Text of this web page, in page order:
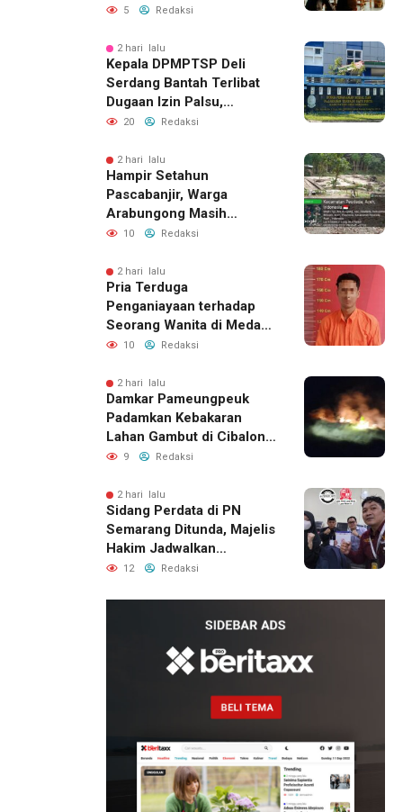
Pikir Inovatif
5 Redaksi
2 hari lalu
Kepala DPMPTSP Deli
Serdang Bantah Terlibat
Dugaan Izin Palsu,
Tegaskan Proses
Jalur Resmi
20 Redaksi
2 hari lalu
Hampir Setahun
Pascabanjir, Warga
Arabungong Masih
Menunggu Bantuan
10 Redaksi
2 hari lalu
Pria Terduga
Penganiayaan terhadap
Seorang Wanita di Medan
Ditangkap Polisi
10 Redaksi
2 hari lalu
Damkar Pameungpeuk
Padamkan Kebakaran
Lahan Gambut di Cibalong,
Permukiman Warga
9 Redaksi
2 hari lalu
Sidang Perdata di PN
Semarang Ditunda, Majelis
Hakim Jadwalkan
Pemanggilan Ulang BPR
12 Redaksi
23 jam lalu
Pemilik
Royal
Phone